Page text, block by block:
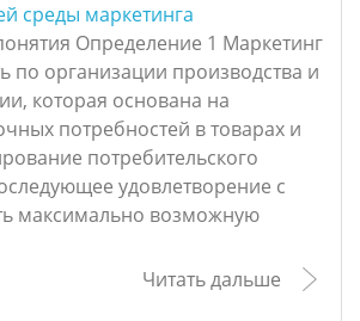
среды маркетинга
Определение 1 Маркетинг
по организации производства и
которая основана на
потребностей в товарах и
потребительского
удовлетворение с
максимально возможную
Читать дальше